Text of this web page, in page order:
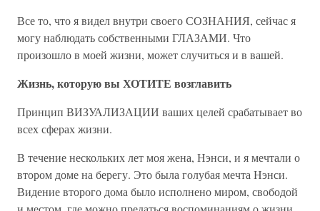
Все то, что я видел внутри своего СОЗНАНИЯ, сейчас я
могу наблюдать собственными ГЛАЗАМИ. Что
произошло в моей жизни, может случиться и в вашей.
Жизнь, которую вы ХОТИТЕ возглавить
Принцип ВИЗУАЛИЗАЦИИ ваших целей срабатывает во
всех сферах жизни.
В течение нескольких лет моя жена, Нэнси, и я мечтали о
втором доме на берегу. Это была голубая мечта Нэнси.
Видение второго дома было исполнено миром, свободой